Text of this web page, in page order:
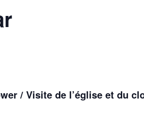
/ Visite de l’église et du